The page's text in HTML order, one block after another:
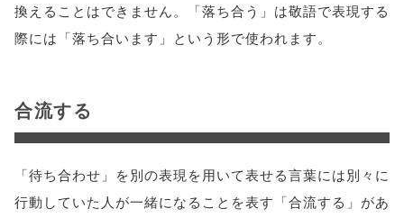
換えることはできません。「落ち合う」は敬語で表現する
際には「落ち合います」という形で使われます。
合流する
「待ち合わせ」を別の表現を用いて表せる言葉には別々に
行動していた人が一緒になることを表す「合流する」があ